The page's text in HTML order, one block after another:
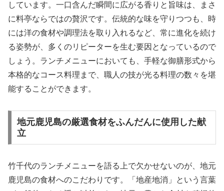
しています。一口含んだ瞬間に広がる香りと旨味は、まさ
に料亭ならではの贅沢です。伝統的な味を守りつつも、時
には洋の食材や調理法を取り入れるなど、常に進化を続け
る姿勢が、多くのリピーターを生む要因となっているので
しょう。ランチメニューにおいても、手軽な御膳形式から
本格的なコース料理まで、職人の技が光る料理の数々を堪
能することができます。
地元鹿児島の厳選食材をふんだんに使用した献
立
竹千代のランチメニューを語る上で欠かせないのが、地元
鹿児島の食材へのこだわりです。「地産地消」という言葉